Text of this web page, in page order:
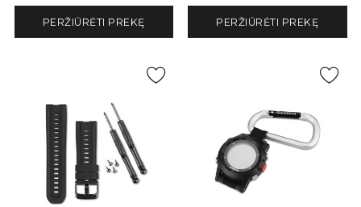
PERŽIŪRĖTI PREKĘ PERŽIŪRĖTI PREKĘ